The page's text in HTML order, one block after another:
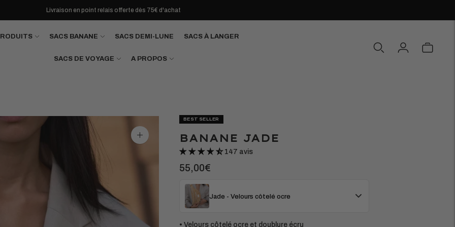
Livraison en point relais offerte dès 75€ d'achat
SACS BANANE SACS DEMI-LUNE SACS À LANGER
SACS DE VOYAGE A PROPOS
Agrandir
l'image
BEST SELLER
BANANE JADE
147 avis
55,00€
Jade - Velours côtelé ocre
• Velours côtelé ocre et doublure écru